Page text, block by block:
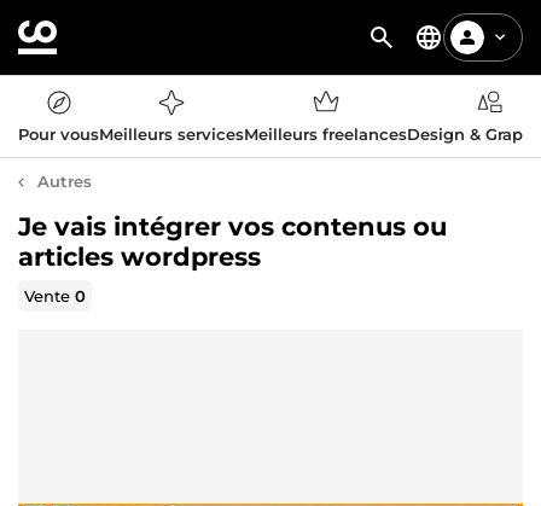
Pour vousMeilleurs servicesMeilleurs freelancesDesign &
Autres
Je vais intégrer vos contenus ou
articles wordpress
Vente0